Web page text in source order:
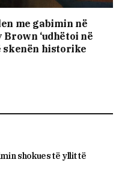
me gabimin në
‘udhëtoi në
skenën historike
shokues të yllit të